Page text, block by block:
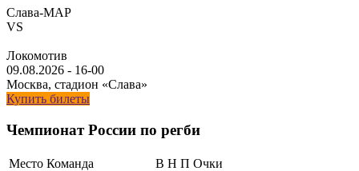
Слава-МАР
VS
Локомотив
09.08.2026 - 16-00
Москва, стадион «Слава»
Купить билеты
Чемпионат России по регби
Место Команда В Н П Очки